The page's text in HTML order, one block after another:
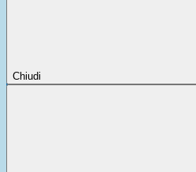
Chiudi